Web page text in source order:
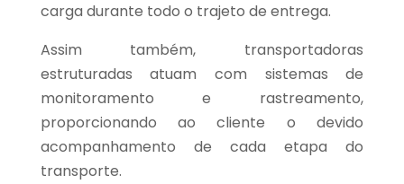
carga durante todo o trajeto de entrega.
Assim também, transportadoras
estruturadas atuam com sistemas de
monitoramento e rastreamento,
proporcionando ao cliente o devido
acompanhamento de cada etapa do
transporte.